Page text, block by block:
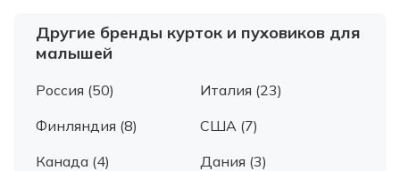
Другие бренды курток и пуховиков для
малышей
Россия (50)
Италия (23)
Финляндия (8)
США (7)
Канада (4)
Дания (3)